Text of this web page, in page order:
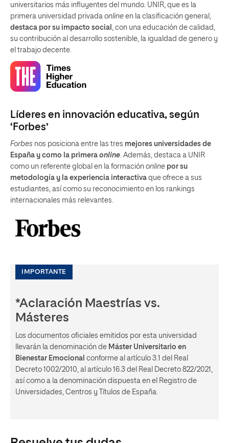
universitarios más influyentes del mundo. UNIR, que es la
primera universidad privada online en la clasificación general,
destaca por su impacto social , con una educación de calidad,
su contribución al desarrollo sostenible, la igualdad de genero y
el trabajo decente.
Líderes en innovación educativa, según
‘Forbes’
Forbes nos posiciona entre las tres mejores universidades de
España y como la primera online . Además, destaca a UNIR
como un referente global en la formación online por su
metodología y la experiencia interactiva que ofrece a sus
estudiantes, así como su reconocimiento en los rankings
internacionales más relevantes.
IMPORTANTE
*Aclaración Maestrías vs.
Másteres
Los documentos oficiales emitidos por esta universidad
llevarán la denominación de Máster Universitario en
Bienestar Emocional conforme al artículo 3.1 del Real
Decreto 1002/2010, al artículo 16.3 del Real Decreto 822/2021,
así como a la denominación dispuesta en el Registro de
Universidades, Centros y Títulos de España.